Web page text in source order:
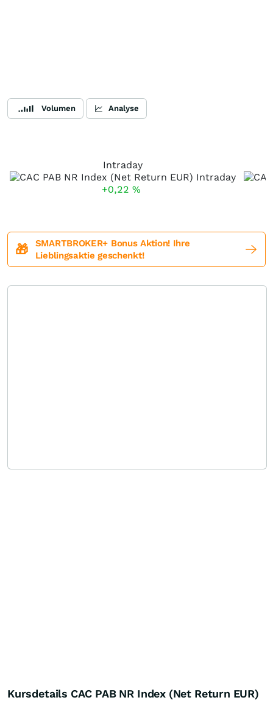
Volumen Analyse
Intraday
+0,22 %
🎁
SMARTBROKER+ Bonus Aktion! Ihre
Lieblingsaktie geschenkt!
Kursdetails CAC PAB NR Index (Net Return EUR)